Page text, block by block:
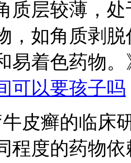
质层较薄，
，如角质剥
易着色药物
可以要孩子吗
皮癣的临床
程度的药物